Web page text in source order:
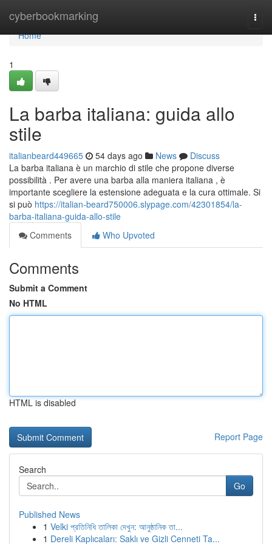
cyberbookmarking
Home
Home
1
La barba italiana: guida allo
stile
italianbeard449665 54 days ago News
Discuss
La barba italiana è un marchio di stile che propone diverse
possibilità . Per avere una barba alla maniera italiana , è
importante scegliere la estensione adeguata e la cura ottimale. Si
si può https://italian-beard750006.slypage.com/42301854/la-
barba-italiana-guida-allo-stile
Comments
Who Upvoted
Comments
Submit a Comment
No HTML
HTML is disabled
Report Page
Search
Go
Published News
1 Velki প্রতিনিধি তালিকা দেখুন: আনুষ্ঠানিক তা...
1 Dereli Kaplıcaları: Saklı ve Gizli Cenneti Ta...